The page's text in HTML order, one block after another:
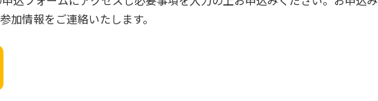
加情報をご連絡いたします。